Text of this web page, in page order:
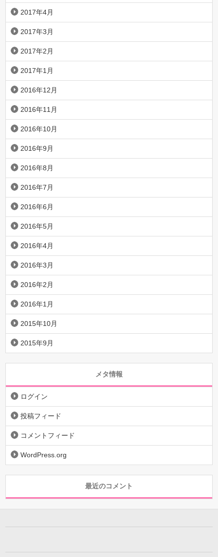
2017年4月
2017年3月
2017年2月
2017年1月
2016年12月
2016年11月
2016年10月
2016年9月
2016年8月
2016年7月
2016年6月
2016年5月
2016年4月
2016年3月
2016年2月
2016年1月
2015年10月
2015年9月
メタ情報
ログイン
投稿フィード
コメントフィード
WordPress.org
最近のコメント